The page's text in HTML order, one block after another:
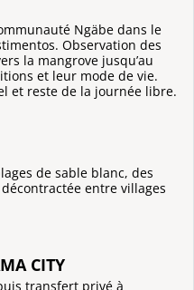
Ngäbe dans le
Observation des
la mangrove jusqu’au
et leur mode de vie.
et reste de la journée libre.
de sable blanc, des
entre villages
CITY
transfert privé à